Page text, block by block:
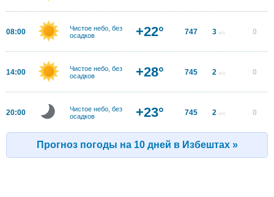
08:00
Чистое небо, без
осадков
+22° 747 3 м/с 0
14:00
Чистое небо, без
осадков
+28° 745 2 м/с 0
20:00
Чистое небо, без
осадков
+23° 745 2 м/с 0
Прогноз погоды на 10 дней в Избештах »